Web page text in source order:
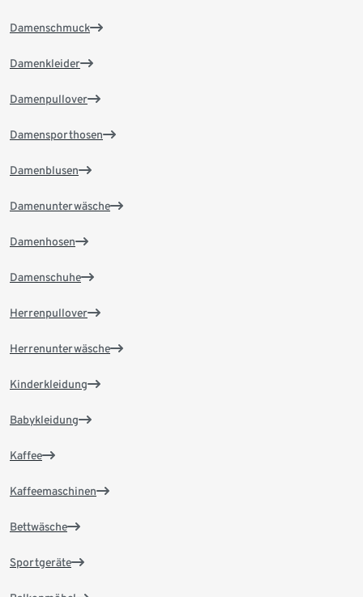
Damenschmuck
Damenkleider
Damenpullover
Damensporthosen
Damenblusen
Damenunterwäsche
Damenhosen
Damenschuhe
Herrenpullover
Herrenunterwäsche
Kinderkleidung
Babykleidung
Kaffee
Kaffeemaschinen
Bettwäsche
Sportgeräte